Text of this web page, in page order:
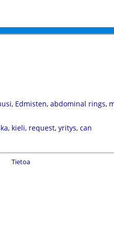
, Edmisten, abdominal rings,
, kieli, request, yritys, can
Tietoa